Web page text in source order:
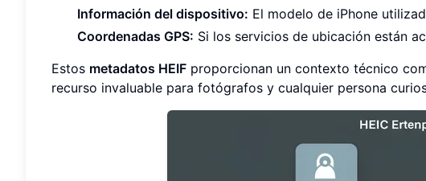
Información del dispositivo: El modelo de iPhone
Coordenadas GPS: Si los servicios de ubicación están
Estos metadatos HEIF proporcionan un contexto técnico
recurso invaluable para fotógrafos y cualquier persona